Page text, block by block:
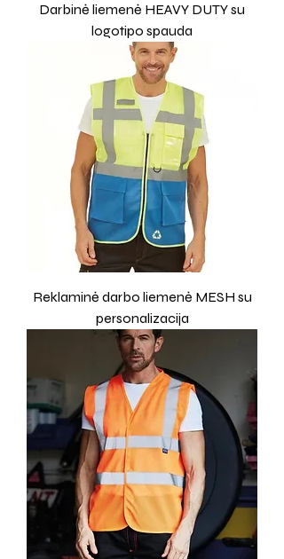
Darbinė liemenė HEAVY DUTY su
logotipo spauda
Reklaminė darbo liemenė MESH su
personalizacija